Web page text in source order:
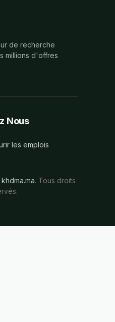
de recherche
millions d'offres
Nous
les emplois
khdma.ma. Tous droits